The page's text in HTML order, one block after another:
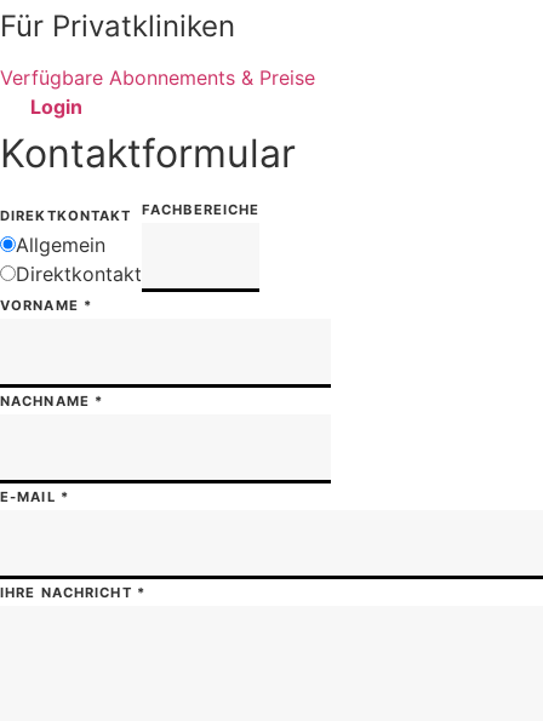
Für Privatkliniken
Verfügbare Abonnements & Preise
Login
Kontaktformular
DIREKTKONTAKT
Allgemein
Direktkontakt
FACHBEREICHE
VORNAME *
NACHNAME *
E-MAIL *
IHRE NACHRICHT *